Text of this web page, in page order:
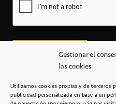
Gestionar el
las cookies
Utilizamos cookies propias y de terceros
publicidad personalizada en base a un